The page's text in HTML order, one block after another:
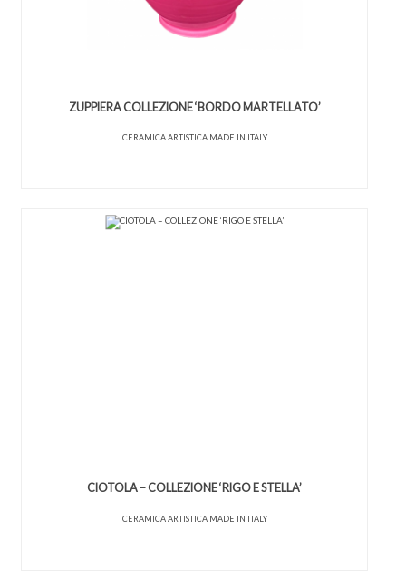
ZUPPIERA COLLEZIONE ‘BORDO MARTELLATO’
CERAMICA ARTISTICA MADE IN ITALY
CIOTOLA – COLLEZIONE ‘RIGO E STELLA’
CERAMICA ARTISTICA MADE IN ITALY